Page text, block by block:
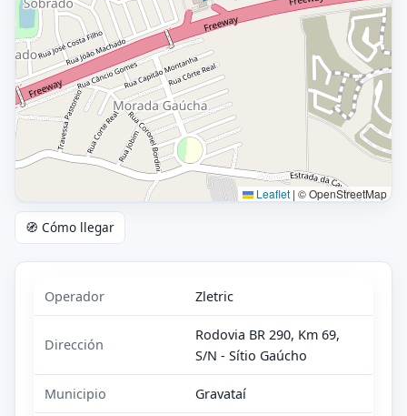
Leaflet | © OpenStreetMap
🧭 Cómo llegar
Operador Zletric
Dirección
Rodovia BR 290, Km 69,
S/N - Sítio Gaúcho
Municipio Gravataí